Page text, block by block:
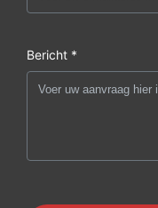
Bericht *